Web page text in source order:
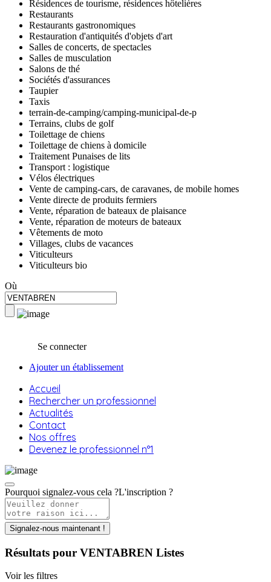
Résidences de tourisme, résidences hôtelières
Restaurants
Restaurants gastronomiques
Restauration d'antiquités d'objets d'art
Salles de concerts, de spectacles
Salles de musculation
Salons de thé
Sociétés d'assurances
Taupier
Taxis
terrain-de-camping/camping-municipal-de-p
Terrains, clubs de golf
Toilettage de chiens
Toilettage de chiens à domicile
Traitement Punaises de lits
Transport : logistique
Vélos électriques
Vente de camping-cars, de caravanes, de mobile homes
Vente directe de produits fermiers
Vente, réparation de bateaux de plaisance
Vente, réparation de moteurs de bateaux
Vêtements de moto
Villages, clubs de vacances
Viticulteurs
Viticulteurs bio
Où
Se connecter
Ajouter un établissement
Accueil
Rechercher un professionnel
Actualités
Contact
Nos offres
Devenez le professionnel n°1
Pourquoi signalez-vous cela ?L'inscription ?
Signalez-nous maintenant !
Résultats pour VENTABREN Listes
Voir les filtres